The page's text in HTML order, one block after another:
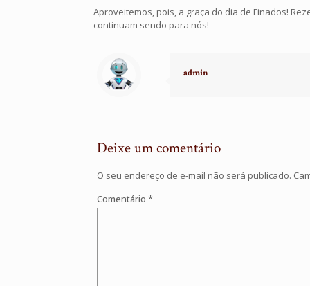
Aproveitemos, pois, a graça do dia de Finados!
continuam sendo para nós!
admin
Deixe um comentário
O seu endereço de e-mail não será publicado.
Comentário *